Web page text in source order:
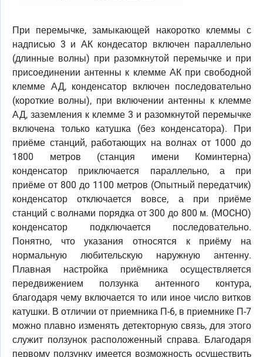
При перемычке, замыкающей накоротко клеммы с
надписью 3 и АК кондесатор включен параллельно
(длинные волны) при разомкнутой перемычке и при
присоединении антенны к клемме АК при свободной
клемме АД, конденсатор включен последовательно
(короткие волны), при включении антенны к клемме
АД, заземления к клемме 3 и разомкнутой перемычке
включена только катушка (без конденсатора). При
приёме станций, работающих на волнах от 1000 до
1800 метров (станция имени Коминтерна)
конденсатор приключается параллельно, а при
приёме от 800 до 1100 метров (Опытный передатчик)
конденсатор отключается вовсе, а при приёме
станций с волнами порядка от 300 до 800 м. (MOCHO)
конденсатор подключается последовательно.
Понятно, что указания относятся к приёму на
нормальную любительскую наружную антенну.
Плавная настройка приёмника осуществляется
передвижением ползунка антенного контура,
благодаря чему включается то или иное число витков
катушки. В отличии от приемника П-6, в приемнике П-7
можно плавно изменять детекторную связь, для этого
служит ползунок расположенный справа. Благодаря
первому ползунку имеется возможность осуществить